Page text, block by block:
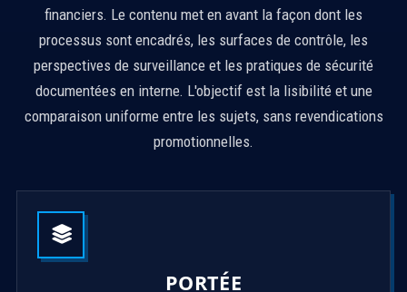
financiers. Le contenu met en avant la façon dont les
processus sont encadrés, les surfaces de contrôle, les
perspectives de surveillance et les pratiques de sécurité
documentées en interne. L'objectif est la lisibilité et une
comparaison uniforme entre les sujets, sans revendications
promotionnelles.
PORTÉE